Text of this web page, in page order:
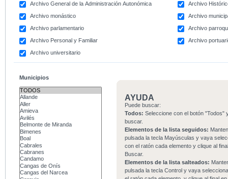
Archivo General de la Administración Autonómica
Archivo
Archivo monástico
Archivo
Archivo parlamentario
Archivo
Archivo Personal y Familiar
Archivo
Archivo universitario
Municipios
AYUDA
Puede buscar:
Todos: Seleccione con el botón "Todos"
buscar.
Elementos de la lista seguidos:
pulsada la tecla Mayúsculas y vaya
con el ratón cada elemento y clique al
Buscar.
Elementos de la lista salteados:
pulsada la tecla Control y vaya